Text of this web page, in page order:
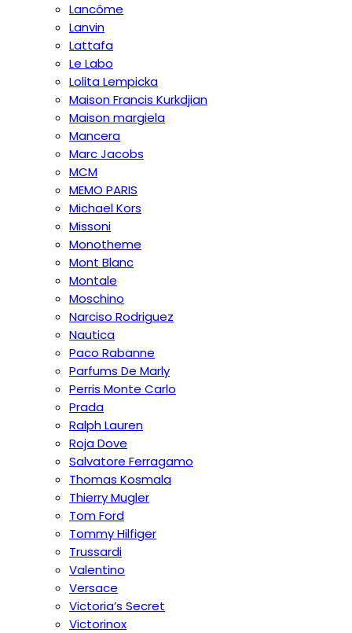
Lancôme
Lanvin
Lattafa
Le Labo
Lolita Lempicka
Maison Francis Kurkdjian
Maison margiela
Mancera
Marc Jacobs
MCM
MEMO PARIS
Michael Kors
Missoni
Monotheme
Mont Blanc
Montale
Moschino
Narciso Rodriguez
Nautica
Paco Rabanne
Parfums De Marly
Perris Monte Carlo
Prada
Ralph Lauren
Roja Dove
Salvatore Ferragamo
Thomas Kosmala
Thierry Mugler
Tom Ford
Tommy Hilfiger
Trussardi
Valentino
Versace
Victoria’s Secret
Victorinox